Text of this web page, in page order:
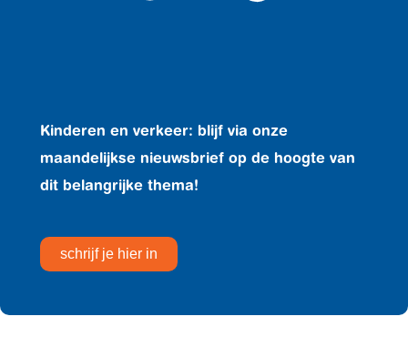
Kinderen en verkeer: blijf via onze
maandelijkse nieuwsbrief op de hoogte van
dit belangrijke thema!
schrijf je hier in